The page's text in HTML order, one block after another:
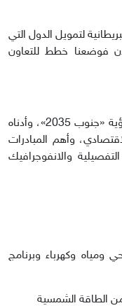
لتمويل الدول التي
فوضعنا خطط للتعاون
سوث 24 تحصل على نسخة إنجليزية من رؤية «جنوب 2035»، وأدناه
وأهم المبادرات
والانفوجرافيك
ومياه وكهرباء وبرنامج
من الطاقة الشمسية